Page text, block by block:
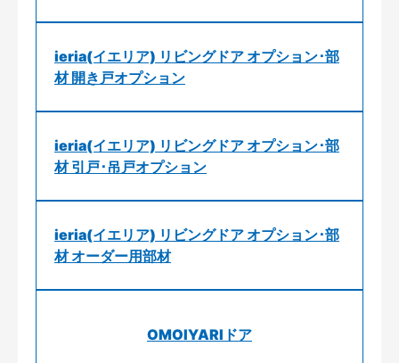
ieria(イエリア) リビングドア オプション･部
材 開き戸オプション
ieria(イエリア) リビングドア オプション･部
材 引戸･吊戸オプション
ieria(イエリア) リビングドア オプション･部
材 オーダー用部材
OMOIYARIドア